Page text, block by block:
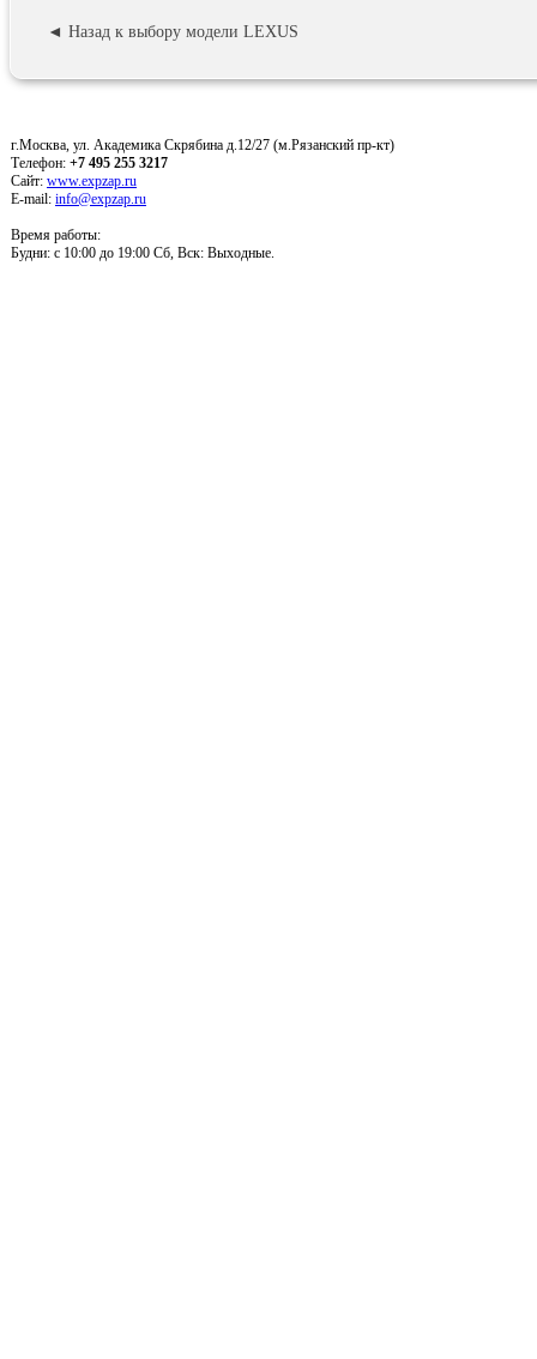
◄ Назад к выбору модели LEXUS
г.Москва, ул. Академика Скрябина д.12/27 (м.Рязанский пр-кт)
Телефон: +7 495 255 3217
Сайт: www.expzap.ru
E-mail: info@expzap.ru
Время работы:
Будни: c 10:00 до 19:00 Сб, Вск: Выходные.